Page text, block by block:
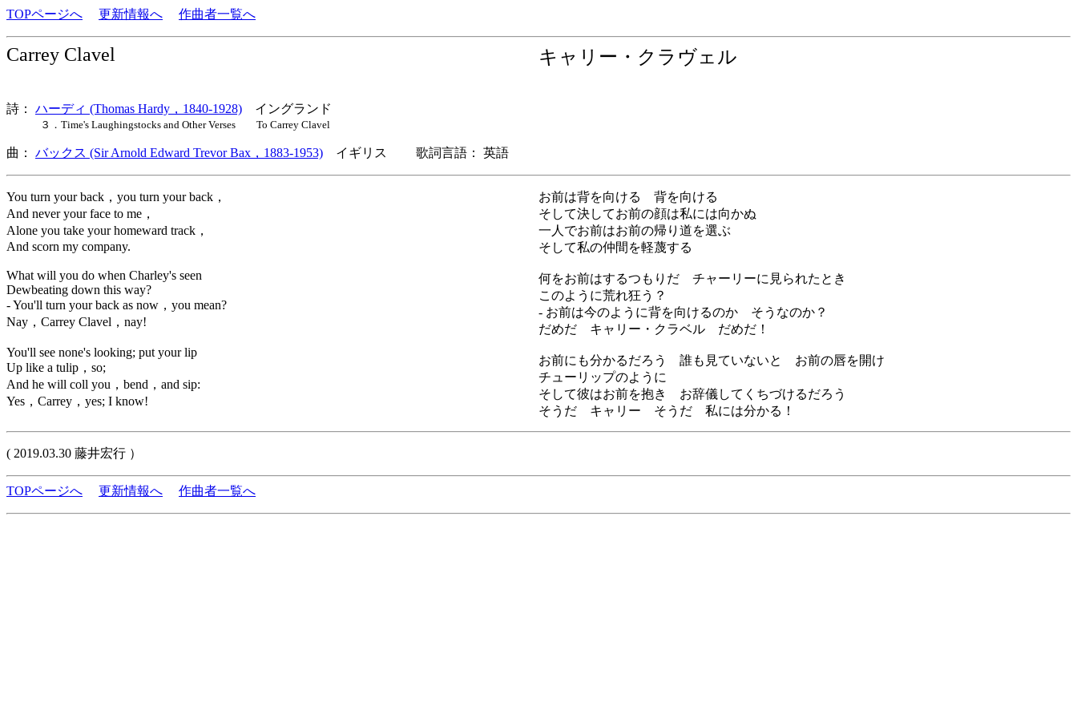
TOPページへ 更新情報へ 作曲者一覧へ
Carrey Clavel キャリー・クラヴェル
詩： ハーディ (Thomas Hardy，1840-1928) イングランド
３．Time's Laughingstocks and Other Verses To Carrey Clavel
曲： バックス (Sir Arnold Edward Trevor Bax，1883-1953) イギリス 歌詞言語： 英語
You turn your back，you turn your back，
And never your face to me，
Alone you take your homeward track，
And scorn my company.
What will you do when Charley's seen
Dewbeating down this way?
- You'll turn your back as now，you mean?
Nay，Carrey Clavel，nay!
You'll see none's looking; put your lip
Up like a tulip，so;
And he will coll you，bend，and sip:
Yes，Carrey，yes; I know!
お前は背を向ける 背を向ける
そして決してお前の顔は私には向かぬ
一人でお前はお前の帰り道を選ぶ
そして私の仲間を軽蔑する
何をお前はするつもりだ チャーリーに見られたとき
このように荒れ狂う？
- お前は今のように背を向けるのか そうなのか？
だめだ キャリー・クラベル だめだ！
お前にも分かるだろう 誰も見ていないと お前の唇を開け
チューリップのように
そして彼はお前を抱き お辞儀してくちづけるだろう
そうだ キャリー そうだ 私には分かる！
( 2019.03.30 藤井宏行 ）
TOPページへ 更新情報へ 作曲者一覧へ